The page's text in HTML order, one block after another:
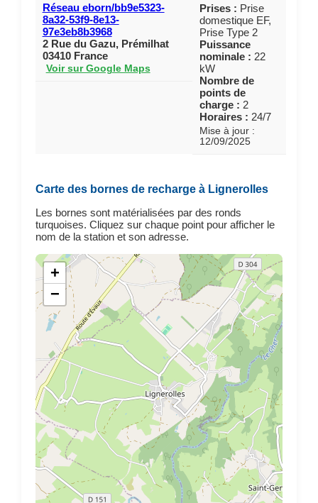
Réseau eborn/bb9e5323-
8a32-53f9-8e13-
97e3eb8b3968
2 Rue du Gazu, Prémilhat
03410 France
Voir sur Google Maps
Prises : Prise
domestique EF,
Prise Type 2
Puissance
nominale : 22
kW
Nombre de
points de
charge : 2
Horaires : 24/7
Mise à jour :
12/09/2025
Carte des bornes de recharge à Lignerolles
Les bornes sont matérialisées par des ronds
turquoises. Cliquez sur chaque point pour afficher le
nom de la station et son adresse.
+
−